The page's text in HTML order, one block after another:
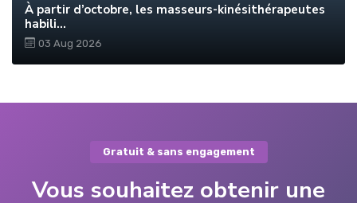
À partir d’octobre, les masseurs-kinésithérapeutes
habili...
03 Aug 2026
Gratuit & sans engagement
Vous souhaitez obtenir une